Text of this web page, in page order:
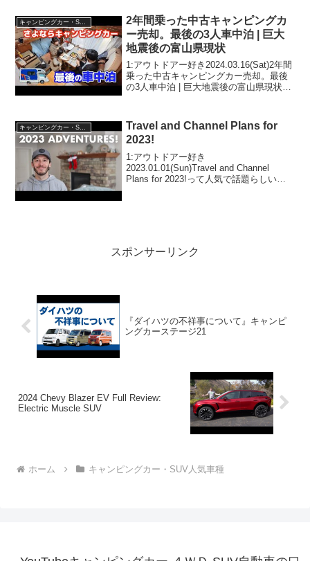
2年間乗った中古キャンピングカ
ー売却。最後の3人車中泊 | 巨大
地震後の富山県現状
1:アウトドアー好き2024.03.16(Sat)2年間
乗った中古キャンピングカー売却。最後
の3人車中泊 | 巨大地震後の富山県現状っ
2024.03.16(Sat)この動画は注目です...
キャンピングカー・SUV人気車種
Travel and Channel Plans for
2023!
1:アウトドアー好き
2023.01.01(Sun)Travel and Channel
Plans for 2023!って人気で話題らしい
スポンサーリンク
『ダイハツの不祥事について』キャンピ
ングカーステージ21
2024 Chevy Blazer EV Full Review:
Electric Muscle SUV
ホーム キャンピングカー・SUV人気車種